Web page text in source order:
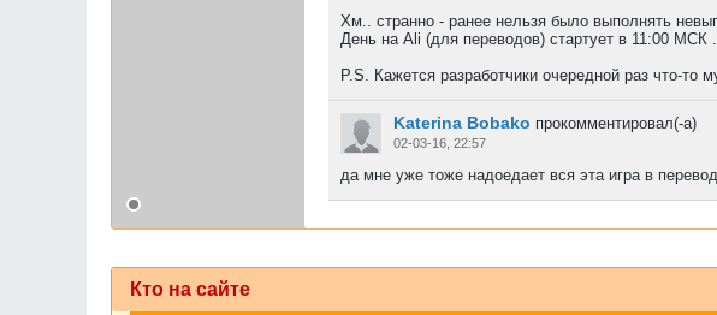
Хм.. странно - ранее нельзя было выполнять
День на Ali (для переводов) стартует в 11:00 МСК
P.S. Кажется разработчики очередной раз что-то
Katerina Bobako прокомментировал(-а)
02-03-16, 22:57
да мне уже тоже надоедает вся эта игра в
Кто на сайте